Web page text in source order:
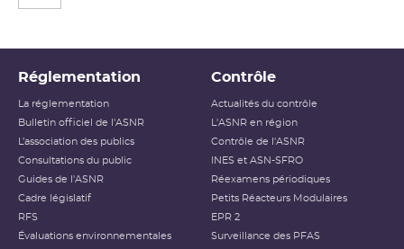
Réglementation
La réglementation
Bulletin officiel de l'ASNR
L’association des publics
Consultations du public
Guides de l'ASNR
Cadre législatif
RFS
Évaluations environnementales
Contrôle
Actualités du contrôle
L'ASNR en région
Contrôle de l'ASNR
INES et ASN-SFRO
Réexamens périodiques
Petits Réacteurs Modulaires
EPR 2
Surveillance des PFAS